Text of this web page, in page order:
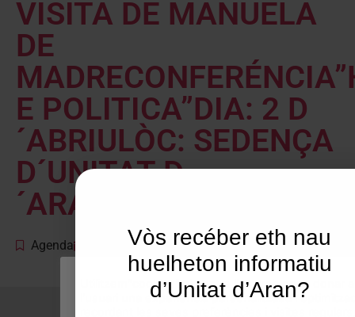
VISITA DE MANUELA
DE
E POLITICA”DIA: 2 D
´ABRIULÒC: SEDENÇA
D´UNITAT D
´ARANORA: 20:00
Agenda abril 2, 2003
Utilitzem"cookies" al nostre lloc web per a donar a
l'usuari una experiència personalitzada i
Vòs recéber eth nau
huelheton informatiu
d’Unitat d’Aran?